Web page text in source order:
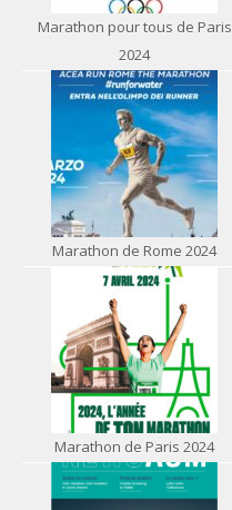
Marathon pour tous de Paris
2024
Marathon de Rome 2024
Marathon de Paris 2024